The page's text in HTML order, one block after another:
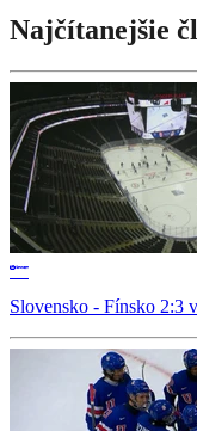
Najčítanejšie
Slovensko - Fínsko 2:3